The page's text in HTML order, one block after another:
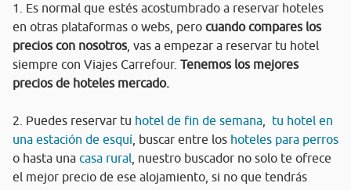
1. Es normal que estés acostumbrado a reservar hoteles
en otras plataformas o webs, pero cuando compares los
precios con nosotros, vas a empezar a reservar tu hotel
siempre con Viajes Carrefour. Tenemos los mejores
precios de hoteles mercado.
2. Puedes reservar tu hotel de fin de semana
tu hotel en
una estación de esquí , buscar entre los hoteles para perros
o hasta una casa rural , nuestro buscador no solo te ofrece
el mejor precio de ese alojamiento, si no que tendrás